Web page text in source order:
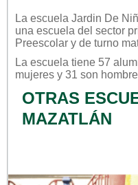
La escuela Jardin De
una escuela del sector
Preescolar y de turno
La escuela tiene 57
mujeres y 31 son
OTRAS
MAZATLÁN